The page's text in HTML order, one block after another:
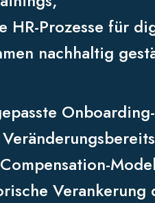
HR-Prozesse für
nachhaltig
Verankerung